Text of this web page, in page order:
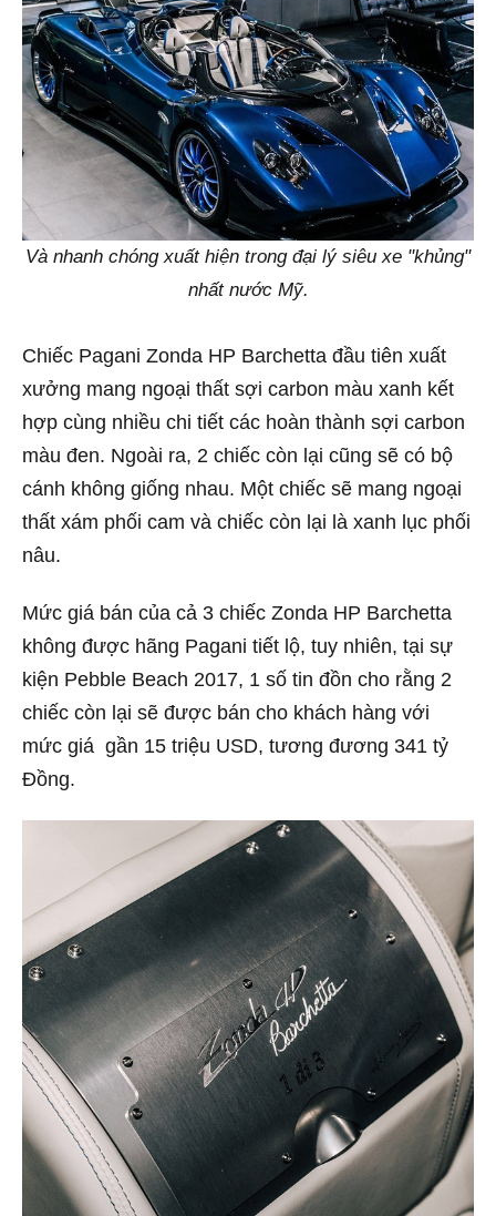
Và nhanh chóng xuất hiện trong đại lý siêu xe "khủng"
nhất nước Mỹ.
Chiếc Pagani Zonda HP Barchetta đầu tiên xuất
xưởng mang ngoại thất sợi carbon màu xanh kết
hợp cùng nhiều chi tiết các hoàn thành sợi carbon
màu đen. Ngoài ra, 2 chiếc còn lại cũng sẽ có bộ
cánh không giống nhau. Một chiếc sẽ mang ngoại
thất xám phối cam và chiếc còn lại là xanh lục phối
nâu.
Mức giá bán của cả 3 chiếc Zonda HP Barchetta
không được hãng Pagani tiết lộ, tuy nhiên, tại sự
kiện Pebble Beach 2017, 1 số tin đồn cho rằng 2
chiếc còn lại sẽ được bán cho khách hàng với
mức giá gần 15 triệu USD, tương đương 341 tỷ
Đồng.